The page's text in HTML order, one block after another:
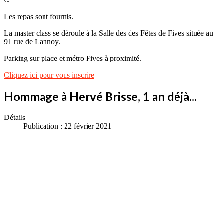
Les repas sont fournis.
La master class se déroule à la Salle des des Fêtes de Fives située au
91 rue de Lannoy.
Parking sur place et métro Fives à proximité.
Cliquez ici pour vous inscrire
Hommage à Hervé Brisse, 1 an déjà...
Détails
Publication : 22 février 2021